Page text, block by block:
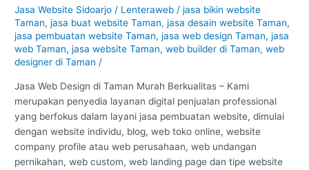
Jasa Website Sidoarjo / Lenteraweb /jasa bikin website
Taman,jasa buat website Taman,jasa desain website Taman,
jasa pembuatan website Taman,jasa web design Taman,jasa
web Taman,jasa website Taman,web builder di Taman,web
designer di Taman /
Jasa Web Design di Taman Murah Berkualitas – Kami
merupakan penyedia layanan digital penjualan professional
yang berfokus dalam layani jasa pembuatan website, dimulai
dengan website individu, blog, web toko online, website
company profile atau web perusahaan, web undangan
pernikahan, web custom, web landing page dan tipe website
–
Sidoarjo
:
Murah
Berkualitas
#1